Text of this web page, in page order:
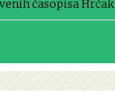
časopisa Hrčak